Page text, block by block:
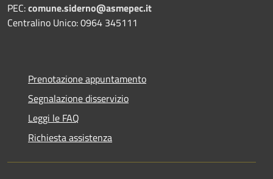
PEC:comune.siderno@asmepec.it
Centralino Unico: 0964 345111
Prenotazione appuntamento
Segnalazione disservizio
Leggi le FAQ
Richiesta assistenza